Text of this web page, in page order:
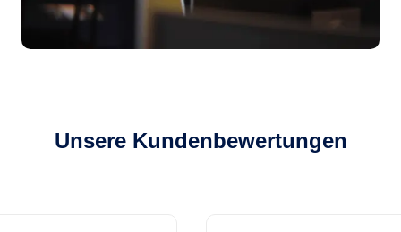
Unsere Kundenbewertungen